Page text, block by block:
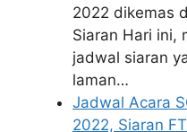
2022 dikemas
Siaran Hari ini,
jadwal siaran
laman…
Jadwal Acara
2022, Siaran